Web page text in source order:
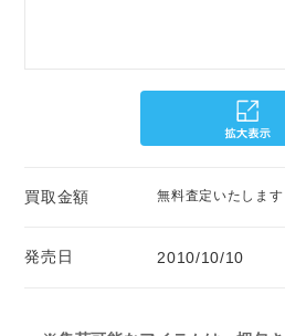
買取金額 無料査定いたします
発売日 2010/10/10